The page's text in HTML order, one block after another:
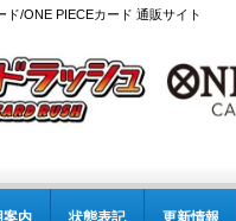
ド/ONE PIECEカード 通販サイト
案内 状態表記 更新情報